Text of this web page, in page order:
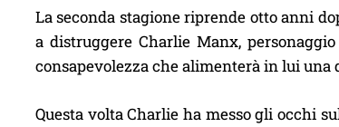
La seconda stagione riprende otto anni
a distruggere Charlie Manx,
consapevolezza che alimenterà in lui
Questa volta Charlie ha messo gli occhi